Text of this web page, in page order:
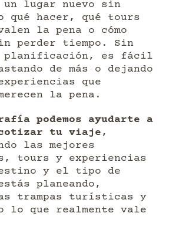
un lugar nuevo sin
qué hacer, qué tours
la pena o cómo
perder tiempo. Sin
planificación, es fácil
de más o dejando
que
la pena.
podemos ayudarte a
tu viaje ,
las mejores
tours y experiencias
y el tipo de
planeando,
trampas turísticas y
lo que realmente vale